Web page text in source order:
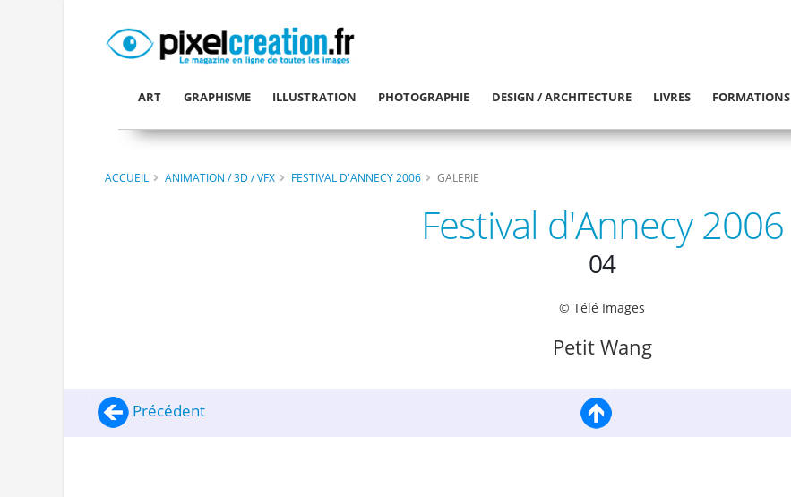
ART GRAPHISME ILLUSTRATION PHOTOGRAPHIE DESIGN / ARCHITECTURE LIVRES FORMATIONS
ACCUEIL ANIMATION / 3D / VFX FESTIVAL D'ANNECY 2006 GALERIE
Festival d'Annecy 2006
04
© Télé Images
Petit Wang
Précédent